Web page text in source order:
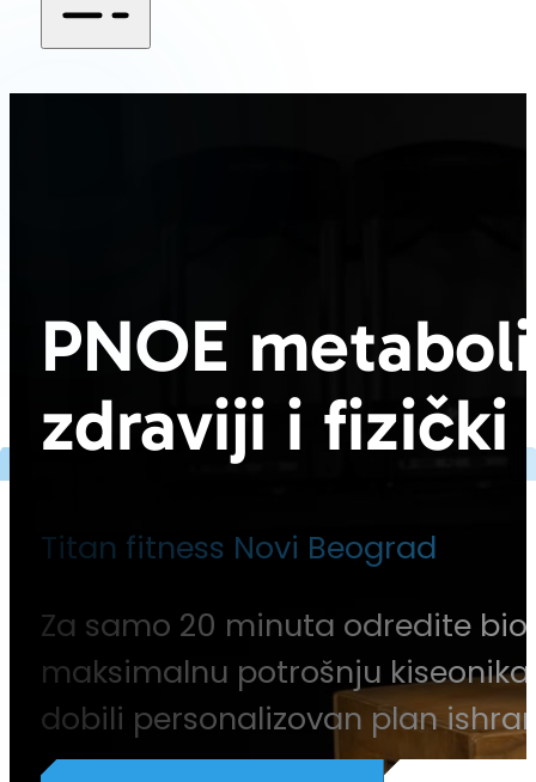
PNOE
zdraviji i fizički
Titan fitness Novi Beograd
Za samo 20 minuta odredite
maksimalnu potrošnju
dobili personalizovan plan